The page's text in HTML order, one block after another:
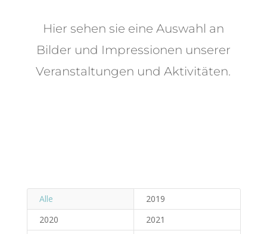
Hier sehen sie eine Auswahl an
Bilder und Impressionen unserer
Veranstaltungen und Aktivitäten.
Alle
2019
2020
2021